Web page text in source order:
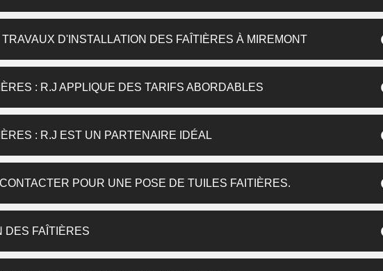
D'INSTALLATION DES FAÎTIÈRES À MIREMONT
: R.J APPLIQUE DES TARIFS ABORDABLES
: R.J EST UN PARTENAIRE IDÉAL
POUR UNE POSE DE TUILES FAITIÈRES.
DES FAÎTIÈRES